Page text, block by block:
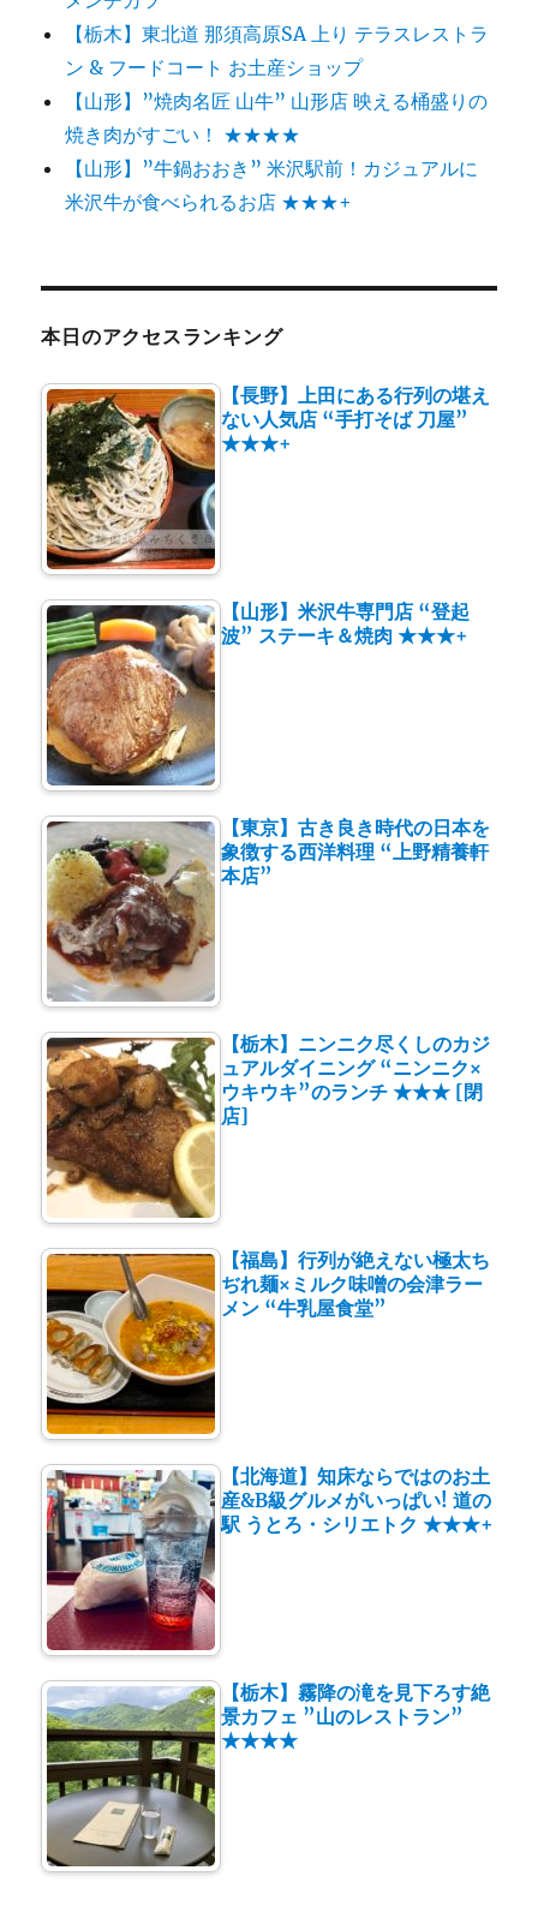
【栃木】東北道 那須高原SA 上り テラスレストラ
ン & フードコート お土産ショップ
【山形】”焼肉名匠 山牛” 山形店 映える桶盛りの
焼き肉がすごい！ ★★★★
【山形】”牛鍋おおき” 米沢駅前！カジュアルに
米沢牛が食べられるお店 ★★★+
本日のアクセスランキング
【長野】上田にある行列の堪え
ない人気店 “手打そば 刀屋”
★★★+
【山形】米沢牛専門店 “登起
波” ステーキ＆焼肉 ★★★+
【東京】古き良き時代の日本を
象徴する西洋料理 “上野精養軒
本店”
【栃木】ニンニク尽くしのカジ
ュアルダイニング “ニンニク×
ウキウキ”のランチ ★★★ [閉
店]
【福島】行列が絶えない極太ち
ぢれ麺×ミルク味噌の会津ラー
メン “牛乳屋食堂”
【北海道】知床ならではのお土
産&B級グルメがいっぱい! 道の
駅 うとろ・シリエトク ★★★+
【栃木】霧降の滝を見下ろす絶
景カフェ ”山のレストラン”
★★★★